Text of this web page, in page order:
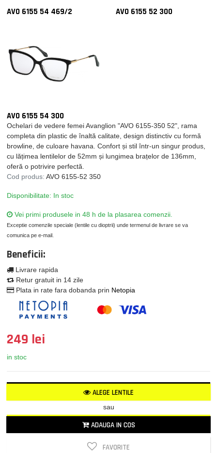
AVO 6155 54 469/2 AVO 6155 52 300
AVO 6155 54 300
Ochelari de vedere femei Avanglion "AVO 6155-350 52", rama
completa din plastic de înaltă calitate, design distinctiv cu formă
browline, de culoare havana. Confort și stil într-un singur produs,
cu lățimea lentilelor de 52mm și lungimea brațelor de 136mm,
oferă o potrivire perfectă.
Cod produs: AVO 6155-52 350
Disponibilitate: In stoc
Vei primi produsele in 48 h de la plasarea comenzii.
Exceptie comenzile speciale (lentile cu dioptrii) unde termenul de livrare se va
comunica pe e-mail.
Beneficii:
Livrare rapida
Retur gratuit in 14 zile
Plata in rate fara dobanda prin Netopia
249 lei
in stoc
ALEGE LENTILE
sau
ADAUGA IN COS
FAVORITE